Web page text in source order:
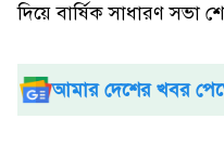
দিয়ে বার্ষিক সাধারণ সভা
আমার দেশের খবর